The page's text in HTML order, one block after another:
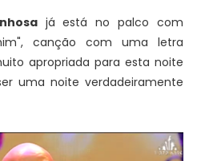
já está no palco com
canção com uma letra
apropriada para esta noite
uma noite verdadeiramente